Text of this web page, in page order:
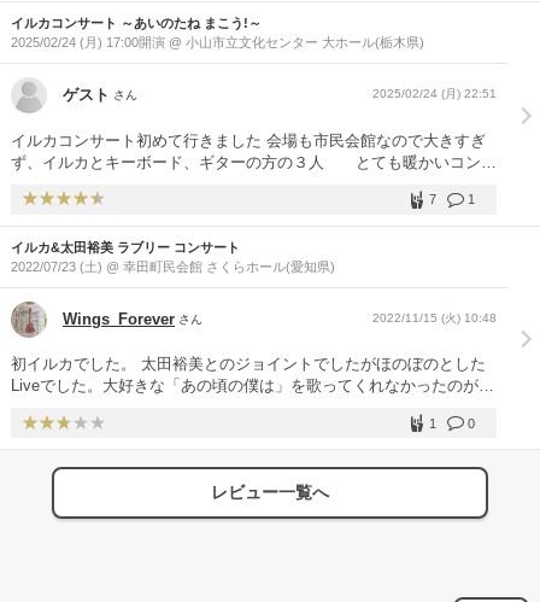
イルカコンサート ～あいのたね まこう!～
2025/02/24 (月) 17:00開演 @ 小山市立文化センター 大ホール(栃木県)
ゲスト さん 2025/02/24 (月) 22:51
イルカコンサート初めて行きました 会場も市民会館なので大きすぎ
ず、イルカとキーボード、ギターの方の３人 とても暖かいコンサ
が癒されました 昔の曲に思わず涙が溢れてしまい心に染みいりまし
た また、行きたいなと感じてます
1
7
イルカ&太田裕美 ラブリー コンサート
2022/07/23 (土) @ 幸田町民会館 さくらホール(愛知県)
Wings_Forever さん 2022/11/15 (火) 10:48
初イルカでした。 太田裕美とのジョイントでしたがほのぼのとした
Liveでした。大好きな「あの頃の僕は」を歌ってくれなかったのが残
0
1
レビュー一覧へ